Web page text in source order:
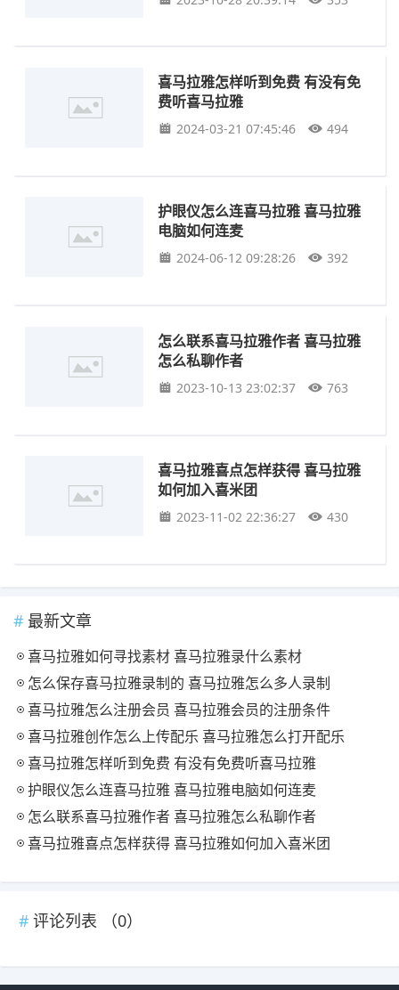
喜马拉雅怎样听到免费 有没有免
费听喜马拉雅
2024-03-21 07:45:46 494
护眼仪怎么连喜马拉雅 喜马拉雅
电脑如何连麦
2024-06-12 09:28:26 392
怎么联系喜马拉雅作者 喜马拉雅
怎么私聊作者
2023-10-13 23:02:37 763
喜马拉雅喜点怎样获得 喜马拉雅
如何加入喜米团
2023-11-02 22:36:27 430
最新文章
喜马拉雅如何寻找素材 喜马拉雅录什么素材
怎么保存喜马拉雅录制的 喜马拉雅怎么多人录制
喜马拉雅怎么注册会员 喜马拉雅会员的注册条件
喜马拉雅创作怎么上传配乐 喜马拉雅怎么打开配乐
喜马拉雅怎样听到免费 有没有免费听喜马拉雅
护眼仪怎么连喜马拉雅 喜马拉雅电脑如何连麦
怎么联系喜马拉雅作者 喜马拉雅怎么私聊作者
喜马拉雅喜点怎样获得 喜马拉雅如何加入喜米团
评论列表 （0）